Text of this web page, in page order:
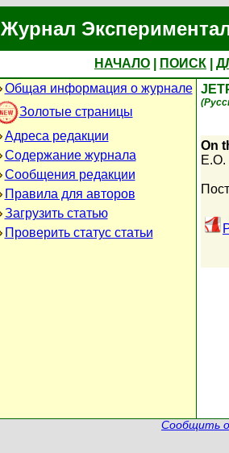
Журнал
НАЧАЛО ПОИСК
Общая информация о журнале
Золотые страницы
Адреса редакции
Содержание журнала
Сообщения редакции
Правила для авторов
Загрузить статью
Проверить статус статьи
On
Сообщить о